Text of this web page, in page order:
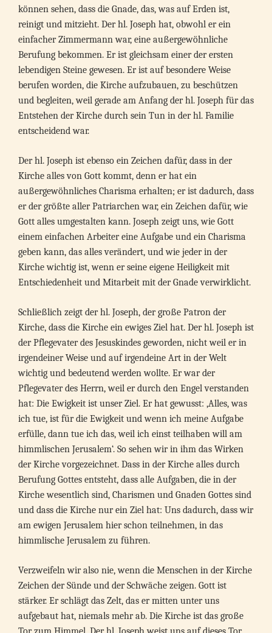
können sehen, dass die Gnade, das, was auf Erden ist,
reinigt und mitzieht. Der hl. Joseph hat, obwohl er ein
einfacher Zimmermann war, eine außergewöhnliche
Berufung bekommen. Er ist gleichsam einer der ersten
lebendigen Steine gewesen. Er ist auf besondere Weise
berufen worden, die Kirche aufzubauen, zu beschützen
und begleiten, weil gerade am Anfang der hl. Joseph für das
Entstehen der Kirche durch sein Tun in der hl. Familie
entscheidend war.
Der hl. Joseph ist ebenso ein Zeichen dafür, dass in der
Kirche alles von Gott kommt, denn er hat ein
außergewöhnliches Charisma erhalten; er ist dadurch, dass
er der größte aller Patriarchen war, ein Zeichen dafür, wie
Gott alles umgestalten kann. Joseph zeigt uns, wie Gott
einem einfachen Arbeiter eine Aufgabe und ein Charisma
geben kann, das alles verändert, und wie jeder in der
Kirche wichtig ist, wenn er seine eigene Heiligkeit mit
Entschiedenheit und Mitarbeit mit der Gnade verwirklicht.
Schließlich zeigt der hl. Joseph, der große Patron der
Kirche, dass die Kirche ein ewiges Ziel hat. Der hl. Joseph ist
der Pflegevater des Jesuskindes geworden, nicht weil er in
irgendeiner Weise und auf irgendeine Art in der Welt
wichtig und bedeutend werden wollte. Er war der
Pflegevater des Herrn, weil er durch den Engel verstanden
hat: Die Ewigkeit ist unser Ziel. Er hat gewusst: ‚Alles, was
ich tue, ist für die Ewigkeit und wenn ich meine Aufgabe
erfülle, dann tue ich das, weil ich einst teilhaben will am
himmlischen Jerusalem‘. So sehen wir in ihm das Wirken
der Kirche vorgezeichnet. Dass in der Kirche alles durch
Berufung Gottes entsteht, dass alle Aufgaben, die in der
Kirche wesentlich sind, Charismen und Gnaden Gottes sind
und dass die Kirche nur ein Ziel hat: Uns dadurch, dass wir
am ewigen Jerusalem hier schon teilnehmen, in das
himmlische Jerusalem zu führen.
Verzweifeln wir also nie, wenn die Menschen in der Kirche
Zeichen der Sünde und der Schwäche zeigen. Gott ist
stärker. Er schlägt das Zelt, das er mitten unter uns
aufgebaut hat, niemals mehr ab. Die Kirche ist das große